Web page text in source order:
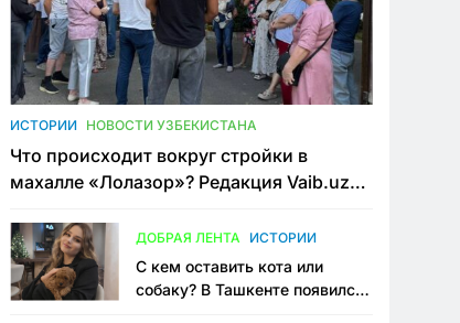
ИСТОРИИ НОВОСТИ УЗБЕКИСТАНА
Что происходит вокруг стройки в
махалле «Лолазор»? Редакция Vaib.uz
конфликта
ДОБРАЯ ЛЕНТА ИСТОРИИ
С кем оставить кота или
собаку? В Ташкенте появился